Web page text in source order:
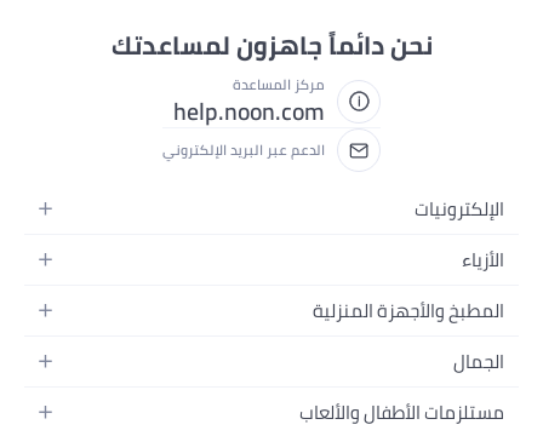
نحن دائماً جاهزون لمساعدتك
مركز المساعدة
help.noon.com
الدعم عبر البريد الإلكتروني
الإلكترونيات
الجوالات
اللابتوبات
الأجهزة المنزلية
التلفزيونات
الأزياء
أزياء نسائية
أزياء البنات
أزياء الأولاد
المطبخ والأجهزة المنزلية
الحمام
المطبخ والسفرة
الجمال
العطور
مستلزمات الأطفال والألعاب